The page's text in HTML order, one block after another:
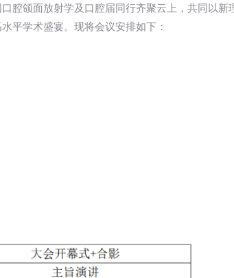
腔颌面放射学及口腔届同行齐聚云上，共同以新
平学术盛宴。现将会议安排如下：